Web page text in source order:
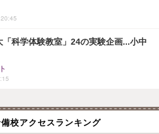
「科学体験教室」24の実験企画...小中
校アクセスランキング